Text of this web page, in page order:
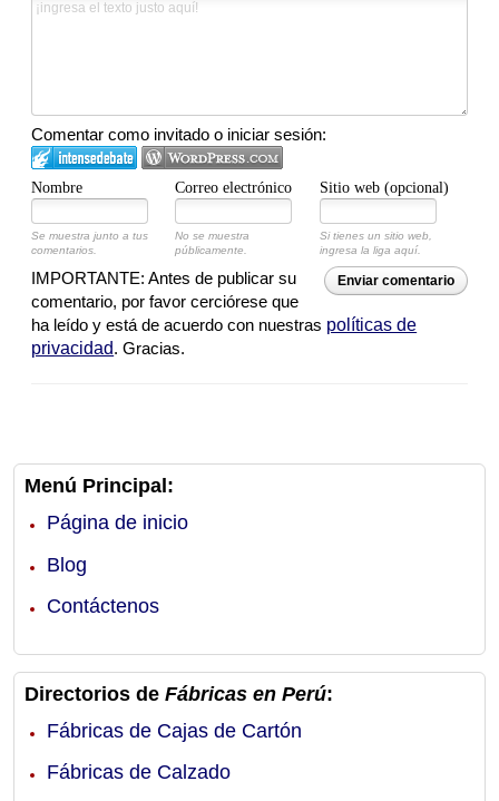
Comentar como invitado o iniciar sesión:
Nombre Correo electrónico Sitio web (opcional)
Se muestra junto a tus
comentarios.
No se muestra
públicamente.
Si tienes un sitio web,
ingresa la liga aquí.
Enviar comentario
IMPORTANTE: Antes de publicar su
comentario, por favor cerciórese que
ha leído y está de acuerdo con nuestras políticas de
privacidad. Gracias.
Menú Principal:
Página de inicio
Blog
Contáctenos
Directorios de Fábricas en Perú:
Fábricas de Cajas de Cartón
Fábricas de Calzado